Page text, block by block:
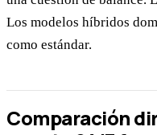
Los modelos híbridos
como estándar.
Comparación